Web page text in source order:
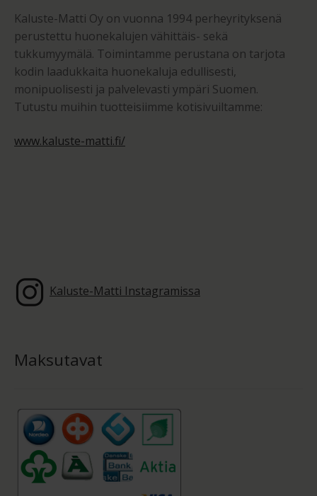
Kaluste-Matti Oy on vuonna 1994 perheyrityksenä
perustettu huonekalujen vähittäis- sekä
tukkumyymälä. Toimintamme perustana on tarjota
kodin laadukkaita huonekaluja edullisesti,
monipuolisesti ja palvelevasti ympäri Suomen.
Tutustu muihin tuotteisiimme kotisivuiltamme:
www.kaluste-matti.fi/
Kaluste-Matti Instagramissa
Maksutavat